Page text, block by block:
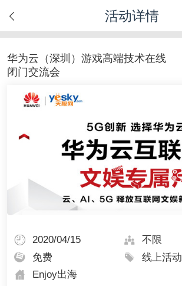
活动详情
华为云（深圳）游戏高端技术在线
闭门交流会
2020/04/15
不限
免费
线上活动
Enjoy出海